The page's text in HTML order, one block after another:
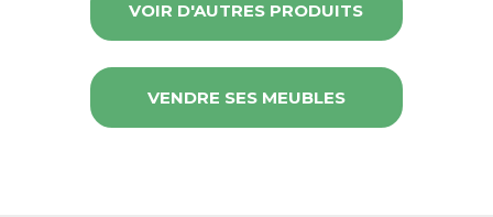
VOIR D'AUTRES PRODUITS
VENDRE SES MEUBLES